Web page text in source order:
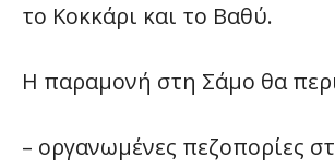
το Κοκκάρι και το Βαθύ.
Η παραμονή στη Σάμο θα
– οργανωμένες πεζοπορίες